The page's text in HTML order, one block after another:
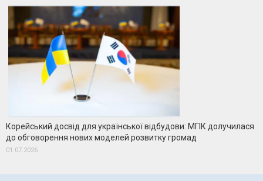
Корейський досвід для української відбудови: МГІК долучилася
до обговорення нових моделей розвитку громад
01.07.2026